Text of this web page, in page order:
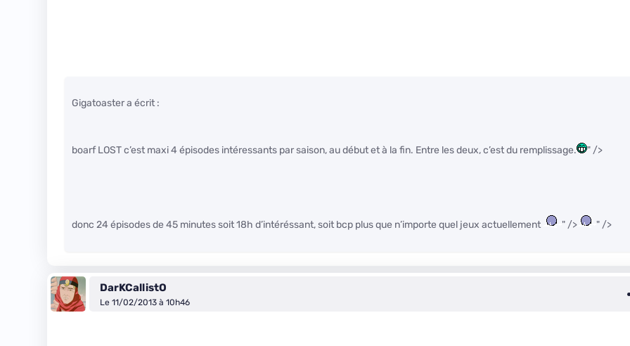
Gigatoaster a écrit :
boarf LOST c’est maxi 4 épisodes intéressants par saison, au début et à la fin. Entre les deux, c’est du remplissage. " />
donc 24 épisodes de 45 minutes soit 18h d’intéréssant, soit bcp plus que n’importe quel jeux actuellement " /> " />
DarKCallistO
Le 11/02/2013 à 10h46